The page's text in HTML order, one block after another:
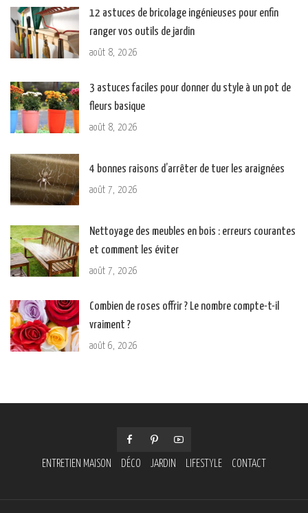
12 astuces de bricolage ingénieuses pour enfin
ranger vos outils de jardin
août 8, 2026
3 astuces faciles pour donner du style à un pot de
fleurs basique
août 8, 2026
4 bonnes raisons d’arrêter de tuer les araignées
août 7, 2026
Nettoyage des meubles en bois : erreurs courantes
et comment les éviter
août 7, 2026
Combien de roses offrir ? Le nombre compte-t-il
vraiment ?
août 6, 2026
ENTRETIEN MAISON DÉCO JARDIN LIFESTYLE CONTACT